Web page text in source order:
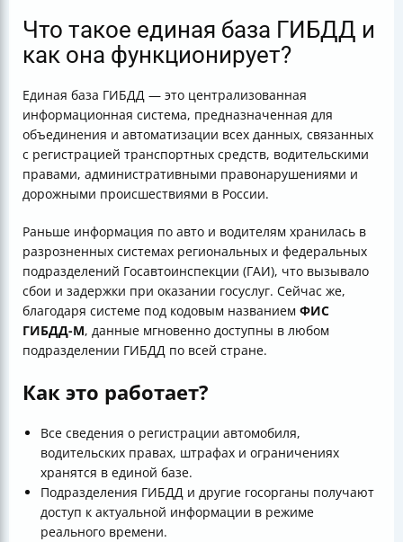
Что такое единая база ГИБДД и
как она функционирует?
Единая база ГИБДД — это централизованная
информационная система, предназначенная для
объединения и автоматизации всех данных, связанных
с регистрацией транспортных средств, водительскими
правами, административными правонарушениями и
дорожными происшествиями в России.
Раньше информация по авто и водителям хранилась в
разрозненных системах региональных и федеральных
подразделений Госавтоинспекции (ГАИ), что вызывало
сбои и задержки при оказании госуслуг. Сейчас же,
благодаря системе под кодовым названием ФИС
ГИБДД-М, данные мгновенно доступны в любом
подразделении ГИБДД по всей стране.
Как это работает?
Все сведения о регистрации автомобиля,
водительских правах, штрафах и ограничениях
хранятся в единой базе.
Подразделения ГИБДД и другие госорганы получают
доступ к актуальной информации в режиме
реального времени.